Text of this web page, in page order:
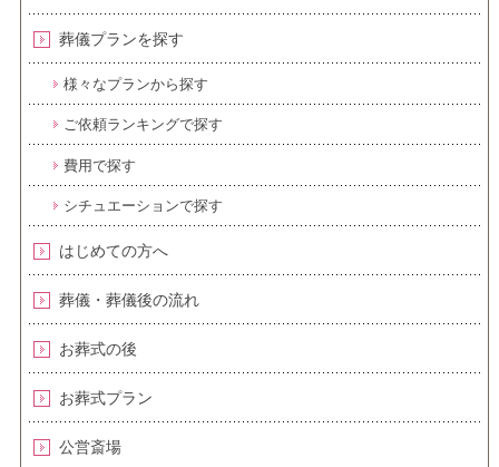
葬儀プランを探す
様々なプランから探す
ご依頼ランキングで探す
費用で探す
シチュエーションで探す
はじめての方へ
葬儀・葬儀後の流れ
お葬式の後
お葬式プラン
公営斎場